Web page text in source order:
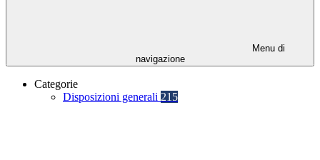
Menu di
navigazione
Categorie
Disposizioni generali 215